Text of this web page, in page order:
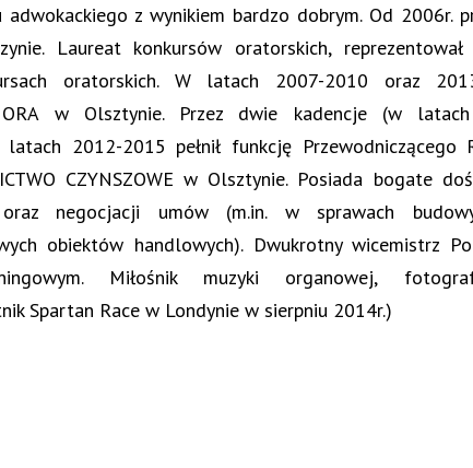
adwokackiego z wynikiem bardzo dobrym. Od 2006r.
Laureat konkursów oratorskich,
oratorskich. W latach 2007-2010 oraz
w Olsztynie. Przez dwie kadencje (w
latach 2012-2015 pełnił funkcję Przewodniczącego
CZYNSZOWE w Olsztynie. Posiada bogate
negocjacji umów (m.in. w sprawach
obiektów handlowych). Dwukrotny wicemistrz
Miłośnik muzyki organowej,
Spartan Race w Londynie w sierpniu 2014r.)